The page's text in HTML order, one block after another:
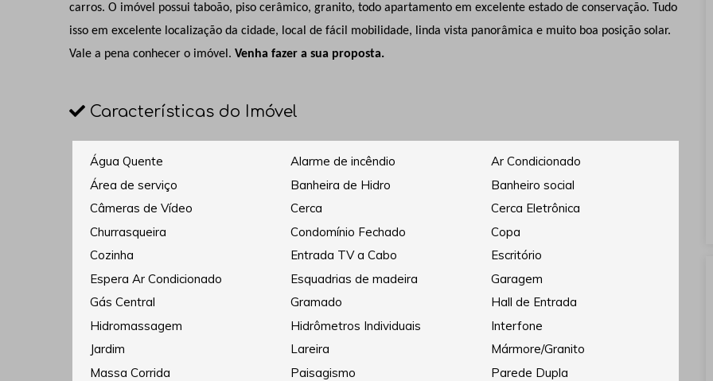
carros. O imóvel possui taboão, piso cerâmico, granito, todo apartamento em excelente estado de conservação. Tudo
isso em excelente localização da cidade, local de fácil mobilidade, linda vista panorâmica e muito boa posição solar.
Vale a pena conhecer o imóvel. Venha fazer a sua proposta.
Características do Imóvel
Água Quente Alarme de incêndio
Ar Condicionado
Área de serviço
Banheira de Hidro
Banheiro social
Câmeras de Vídeo
Cerca
Cerca Eletrônica
Churrasqueira
Condomínio Fechado
Copa
Cozinha
Entrada TV a Cabo
Escritório
Espera Ar Condicionado
Esquadrias de madeira
Garagem
Gás Central
Gramado
Hall de Entrada
Hidromassagem
Hidrômetros Individuais
Interfone
Jardim
Lareira
Mármore/Granito
Massa Corrida
Paisagismo
Parede Dupla